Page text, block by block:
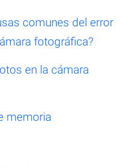
comunes del error
fotográfica?
en la cámara
memoria